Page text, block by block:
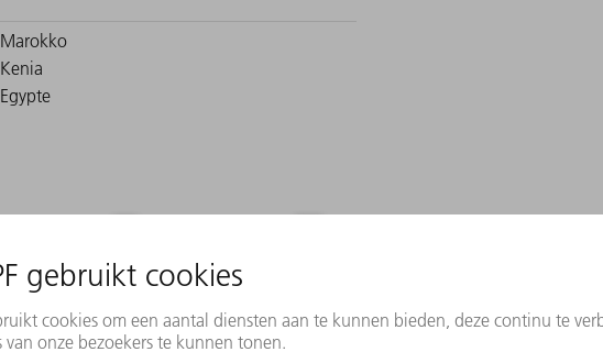
Marokko
Kenia
Egypte